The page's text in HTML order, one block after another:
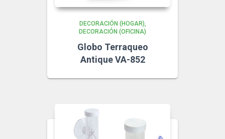
DECORACIÓN (HOGAR)
DECORACIÓN (OFICINA)
Globo Terraqueo
Antique VA-852